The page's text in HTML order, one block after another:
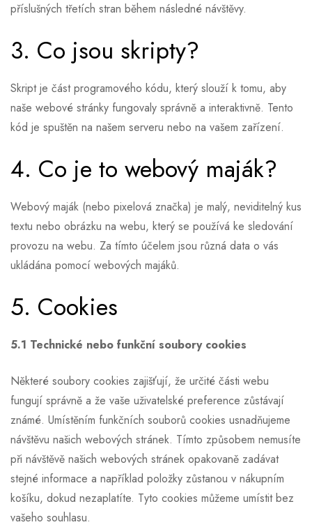
příslušných třetích stran během následné návštěvy.
3. Co jsou skripty?
Skript je část programového kódu, který slouží k tomu, aby
naše webové stránky fungovaly správně a interaktivně. Tento
kód je spuštěn na našem serveru nebo na vašem zařízení.
4. Co je to webový maják?
Webový maják (nebo pixelová značka) je malý, neviditelný kus
textu nebo obrázku na webu, který se používá ke sledování
provozu na webu. Za tímto účelem jsou různá data o vás
ukládána pomocí webových majáků.
5. Cookies
5.1 Technické nebo funkční soubory cookies
Některé soubory cookies zajišťují, že určité části webu
fungují správně a že vaše uživatelské preference zůstávají
známé. Umístěním funkčních souborů cookies usnadňujeme
návštěvu našich webových stránek. Tímto způsobem nemusíte
při návštěvě našich webových stránek opakovaně zadávat
stejné informace a například položky zůstanou v nákupním
košíku, dokud nezaplatíte. Tyto cookies můžeme umístit bez
vašeho souhlasu.